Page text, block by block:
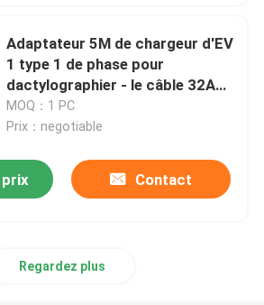
Adaptateur 5M de chargeur d'EV
1 type 1 de phase pour
dactylographier - le câble 32A
3kg de 2 EV
MOQ：1 PC
Prix：negotiable
prix Contact
Regardez plus